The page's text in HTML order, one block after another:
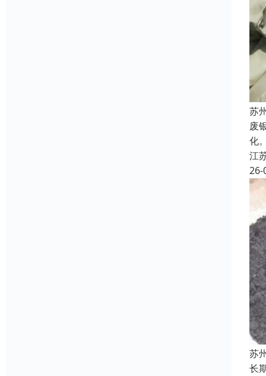
苏
废
化
江
26-
苏
长